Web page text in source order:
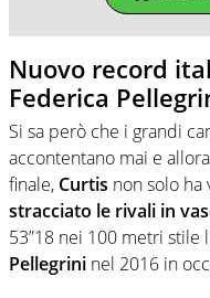
Nuovo record
Federica
Si sa però che i grandi
accontentano mai e
finale, Curtis non solo ha
stracciato le rivali in
53”18 nei 100 metri stile
Pellegrini nel 2016 in